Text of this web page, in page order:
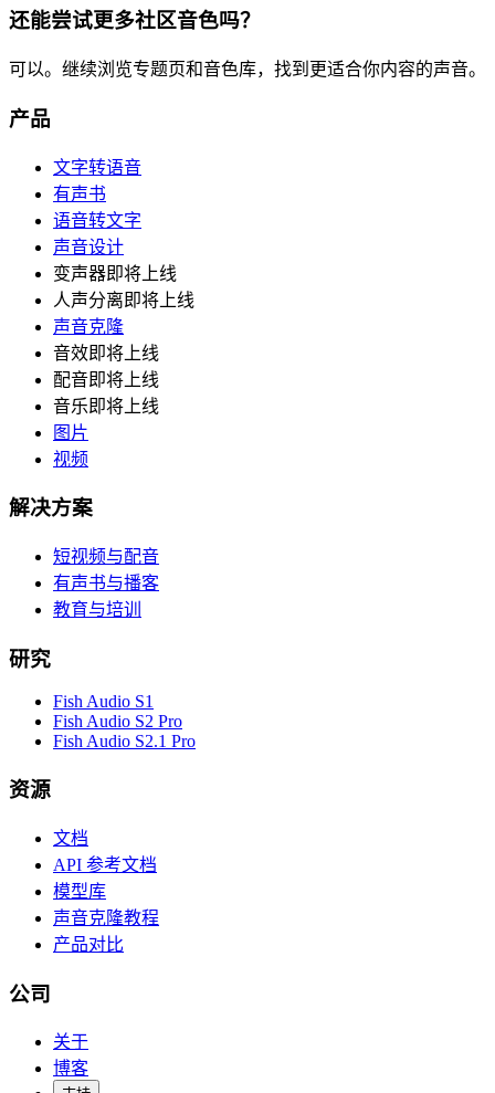
还能尝试更多社区音色吗？
可以。继续浏览专题页和音色库，找到更适合你内容的声音。
产品
文字转语音
有声书
语音转文字
声音设计
变声器即将上线
人声分离 即将上线
声音克隆
音效即将上线
配音即将上线
音乐 即将上线
图片
视频
解决方案
短视频与配音
有声书与播客
教育与培训
研究
Fish Audio S1
Fish Audio S2 Pro
Fish Audio S2.1 Pro
资源
文档
API 参考文档
模型库
声音克隆教程
产品对比
公司
关于
博客